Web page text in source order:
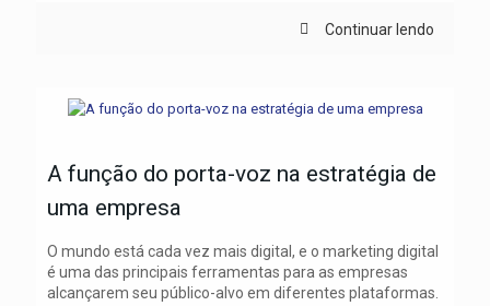
Continuar lendo
A função do porta-voz na estratégia de
uma empresa
O mundo está cada vez mais digital, e o marketing digital
é uma das principais ferramentas para as empresas
alcançarem seu público-alvo em diferentes plataformas.